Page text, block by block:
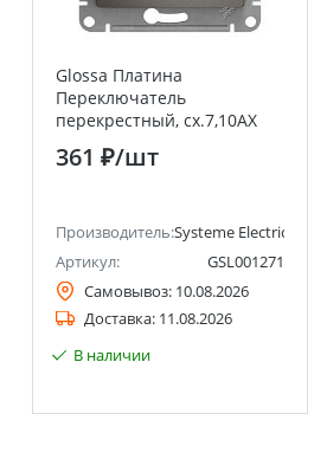
Schneider Electric)
Glossa Платина
Переключатель
перекрестный, сх.7,10AX
Systeme Electric (Schneider
Electric)
361 ₽/шт
Производитель:Systeme Electric
Артикул:
GSL001271
Самовывоз: 10.08.2026
Доставка: 11.08.2026
В наличии